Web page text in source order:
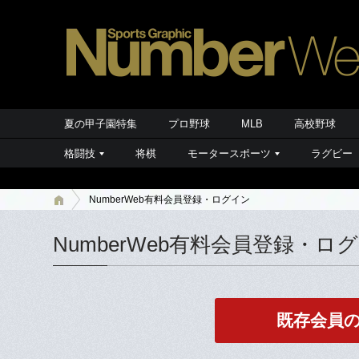
夏の甲子園特集 プロ野球 MLB 高校野球
格闘技 将棋 モータースポーツ ラグビー
NumberWeb有料会員登録・ログイン
NumberWeb有料会員登録・ロ
既存会員